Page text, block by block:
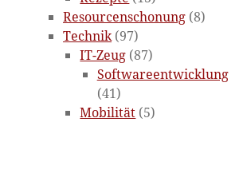
Resourcenschonung (8)
Technik(97)
IT-Zeug (87)
Softwareentwicklung
(41)
Mobilität (5)